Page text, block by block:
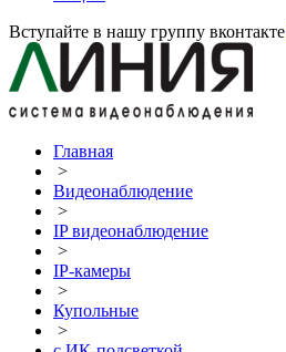
Вступайте в нашу группу вконтакте
Главная
>
Видеонаблюдение
>
IP видеонаблюдение
>
IP-камеры
>
Купольные
>